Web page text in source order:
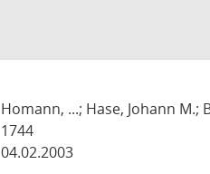
Homann, ...; Hase, Johann
1744
04.02.2003